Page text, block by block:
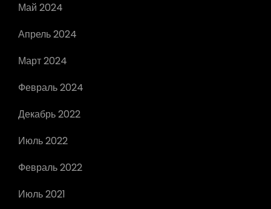
Май 2024
Апрель 2024
Март 2024
Февраль 2024
Декабрь 2022
Июль 2022
Февраль 2022
Июль 2021